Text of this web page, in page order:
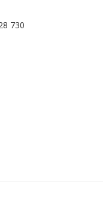
730